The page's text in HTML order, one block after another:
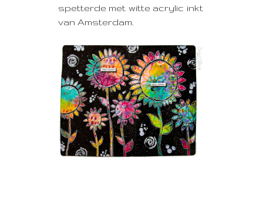
spetterde met witte acrylic inkt
van Amsterdam.